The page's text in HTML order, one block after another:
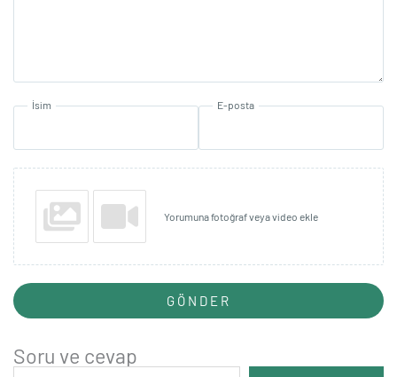
İsim E-posta
Yorumuna fotoğraf veya video ekle
GÖNDER
Soru ve cevap